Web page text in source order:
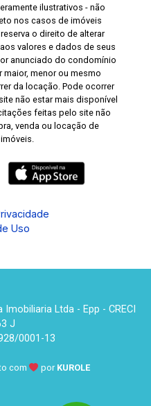
ilustrativos - não
nos casos de imóveis
o direito de alterar
valores e dados de seus
anunciado do condomínio
menor ou mesmo
da locação. Pode ocorrer
não estar mais disponível
feitas pelo site não
venda ou locação de
Uso
Ltda - Epp - CRECI
J
0001-13
com por KUROLE